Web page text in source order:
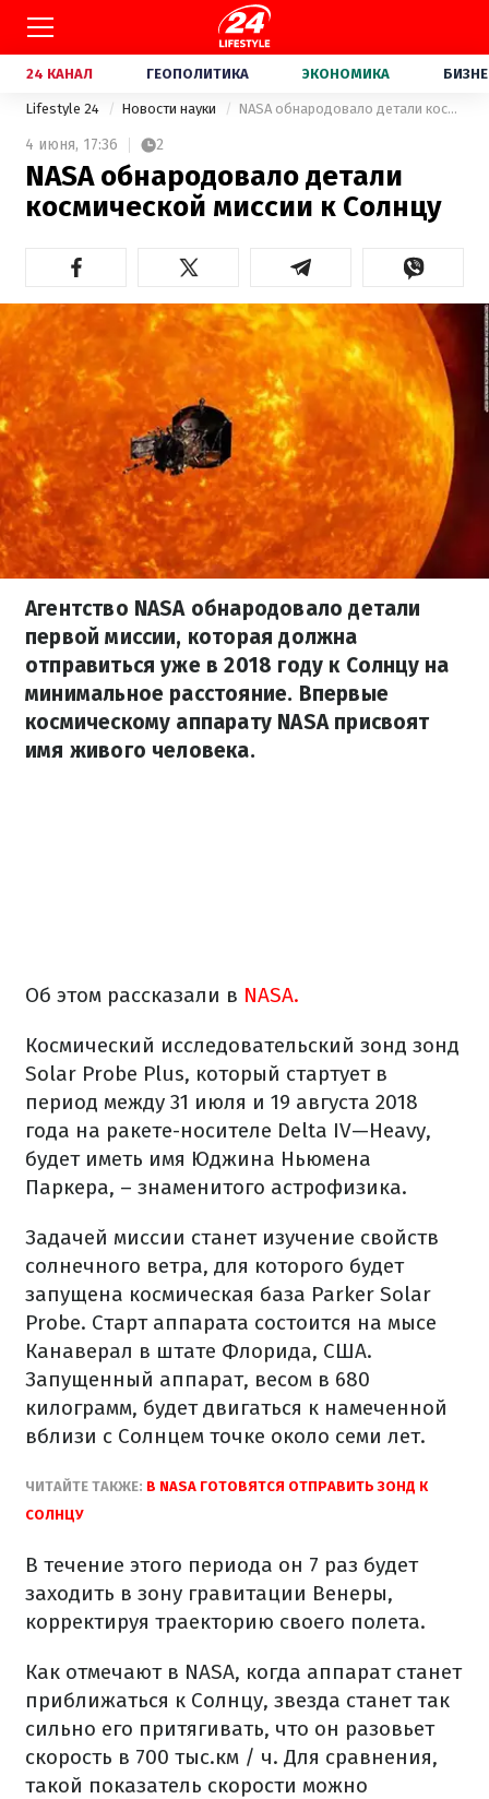
24 КАНАЛ ГЕОПОЛИТИКА ЭКОНОМИКА
Lifestyle 24 Новости науки NASA обнародовало детали космической миссии к Солнцу
4 июня, 17:36 2
NASA обнародовало детали
космической миссии к Солнцу
Агентство NASA обнародовало детали
первой миссии, которая должна
отправиться уже в 2018 году к Солнцу на
минимальное расстояние. Впервые
космическому аппарату NASA присвоят
имя живого человека.
Об этом рассказали в NASA.
Космический исследовательский зонд зонд
Solar Probe Plus, который стартует в
период между 31 июля и 19 августа 2018
года на ракете-носителе Delta IV—Heavy,
будет иметь имя Юджина Ньюмена
Паркера, – знаменитого астрофизика.
Задачей миссии станет изучение свойств
солнечного ветра, для которого будет
запущена космическая база Parker Solar
Probe. Старт аппарата состоится на мысе
Канаверал в штате Флорида, США.
Запущенный аппарат, весом в 680
килограмм, будет двигаться к намеченной
вблизи с Солнцем точке около семи лет.
ЧИТАЙТЕ ТАКЖЕ: В NASA ГОТОВЯТСЯ ОТПРАВИТЬ ЗОНД К
СОЛНЦУ
В течение этого периода он 7 раз будет
заходить в зону гравитации Венеры,
корректируя траекторию своего полета.
Как отмечают в NASA, когда аппарат станет
приближаться к Солнцу, звезда станет так
сильно его притягивать, что он разовьет
скорость в 700 тыс.км / ч. Для сравнения,
такой показатель скорости можно